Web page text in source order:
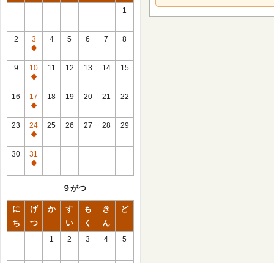
1
2
3
休
館
日
4 5 6 7 8
9
10
休
館
日
11 12 13 14 15
16
17
休
館
日
18 19 20 21 22
23
24
休
館
日
25 26 27 28 29
30
31
休
９がつ
に
ち
げ
つ
か
す
い
も
く
き
ん
ど
1 2 3 4 5